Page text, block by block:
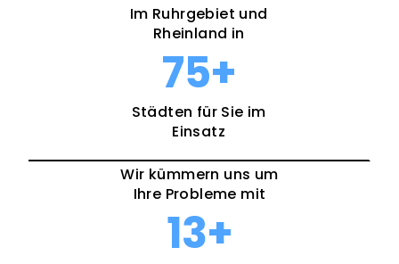
Im Ruhrgebiet und
Rheinland in
75+
Städten für Sie im
Einsatz
Wir kümmern uns um
Ihre Probleme mit
13+